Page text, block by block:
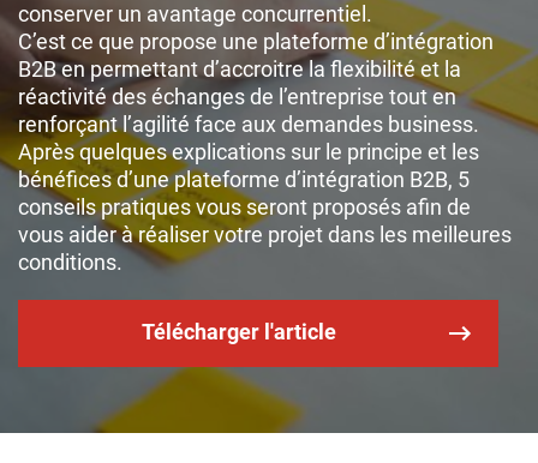
conserver un avantage concurrentiel.
C’est ce que propose une plateforme d’intégration
B2B en permettant d’accroitre la flexibilité et la
réactivité des échanges de l’entreprise tout en
renforçant l’agilité face aux demandes business.
Après quelques explications sur le principe et les
bénéfices d’une plateforme d’intégration B2B, 5
conseils pratiques vous seront proposés afin de
vous aider à réaliser votre projet dans les meilleures
conditions.
Télécharger l'article